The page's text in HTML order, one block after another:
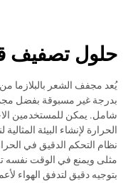
حلول تصفيف
يُعد مجفف الشعر بالبلازما من
بدرجة غير مسبوقة بفضل
شامل. يمكن للمستخدمين
الحرارة لإنشاء البيئة
نظام التحكم الدقيق في
مثلى ويمنع في الوقت نفسه
بتوجيه دقيق لتدفق الهواء